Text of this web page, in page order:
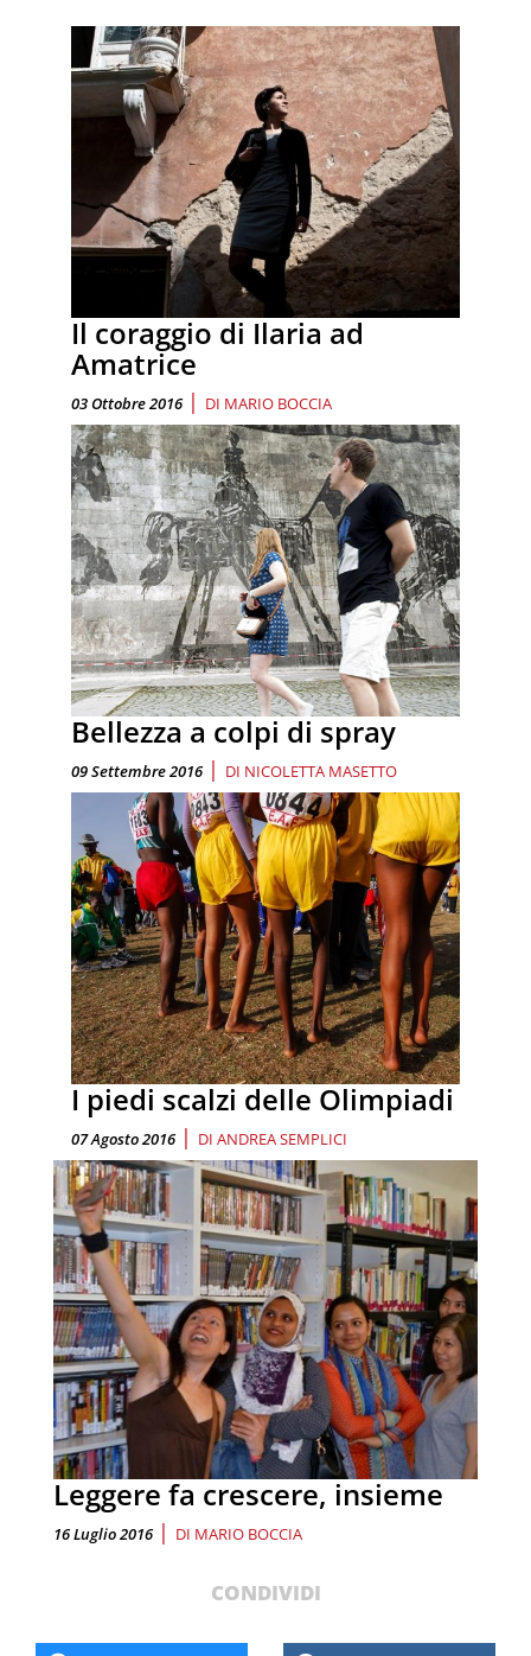
Il coraggio di Ilaria ad
Amatrice
03 Ottobre 2016 | DI MARIO BOCCIA
Bellezza a colpi di spray
09 Settembre 2016 | DI NICOLETTA MASETTO
I piedi scalzi delle Olimpiadi
07 Agosto 2016 | DI ANDREA SEMPLICI
Leggere fa crescere, insieme
16 Luglio 2016 | DI MARIO BOCCIA
CONDIVIDI